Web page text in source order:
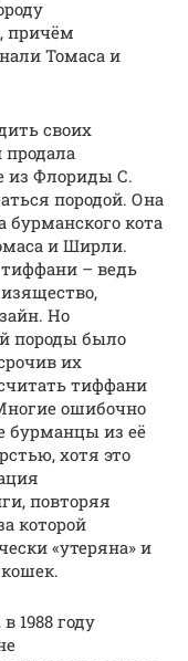
причём
Томаса и
своих
из Флориды С.
породой. Она
кота
и Ширли.
– ведь
Но
породы было
их
тиффани
ошибочно
бурманцы из её
хотя это
повторяя
которой
«утеряна» и
1988 году